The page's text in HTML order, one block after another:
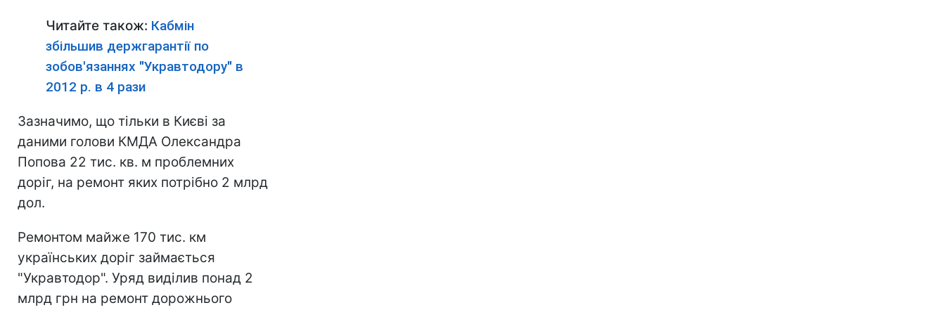
Читайте також: Кабмін
збільшив держгарантії по
зобов'язаннях "Укравтодору" в
2012 р. в 4 рази
Зазначимо, що тільки в Києві за
даними голови КМДА Олександра
Попова 22 тис. кв. м проблемних
доріг, на ремонт яких потрібно 2 млрд
дол.
Ремонтом майже 170 тис. км
українських доріг займається
"Укравтодор". Уряд виділив понад 2
млрд грн на ремонт дорожнього